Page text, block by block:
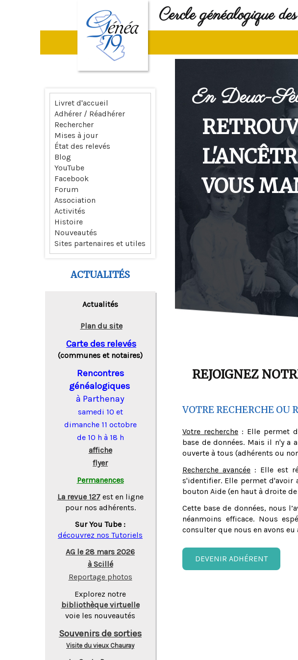
Cercle généalogique
En Deux-
VOUS
REJOIGNEZ
VOTRE RECHERCHE OU
Votre recherche : Elle permet
base de données. Mais il n'y a
ouverte à tous (adhérents ou
Recherche avancée : Elle est
s'identifier. Elle permet d'avoir
bouton Aide (en haut à droite
Cette base de données, nous
néanmoins efficace. Nous
consulter que nous en avons eu
DEVENIR ADHÉRENT
Livret d'accueil
Adhérer / Réadhérer
Rechercher
Mises à jour
État des relevés
Blog
YouTube
Facebook
Forum
Association
Activités
Histoire
Nouveautés
Sites partenaires et utiles
ACTUALITÉS
Actualités
Plan du site
Carte des relevés
(communes et notaires)
Rencontres
généalogiques
à Parthenay
samedi 10 et
dimanche 11 octobre
de 10 h à 18 h
affiche
flyer
Permanences
La revue 127 est en ligne
pour nos adhérents.
Sur You Tube :
découvrez nos Tutoriels
AG le 28 mars 2026
à Scillé
Reportage photos
Explorez notre
bibliothèque virtuelle
voie les nouveautés
Souvenirs de sorties
Visite du vieux Chauray